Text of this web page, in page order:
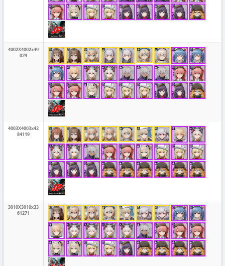
4002X4002x49
029
4003X4003x42
84119
3010X3010x33
61271